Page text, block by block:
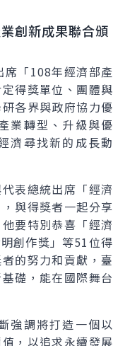
創新成果聯合頒
「108年經濟部產
得獎單位、團體與
各界與政府協力優
業轉型、升級與優
濟尋找新的成長動
表總統出席「經濟
與得獎者一起分享
要特別恭喜「經濟
創作獎」等51位得
的努力和貢獻，臺
礎，能在國際舞台
強調將打造一個以
，以追求永續發展